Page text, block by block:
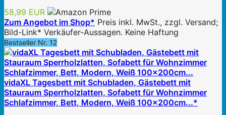
58,99 EUR
Zum Angebot im Shop* Preis inkl. MwSt., zzgl. Versand;
Bild-Link* Verkäufer-Aussagen. Keine Haftung
Bestseller Nr. 12
vidaXL Tagesbett mit Schubladen, Gästebett mit
Stauraum Sperrholzlatten, Sofabett für Wohnzimmer
Schlafzimmer, Bett, Modern, Weiß 100x200cm...*